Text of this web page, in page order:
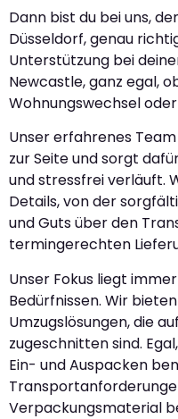
Dann bist du bei uns,
Düsseldorf, genau
Unterstützung bei
Newcastle, ganz egal,
Wohnungswechsel
Unser erfahrenes
zur Seite und sorgt
und stressfrei verläuft.
Details, von der
und Guts über den
termingerechten
Unser Fokus liegt
Bedürfnissen. Wir
Umzugslösungen, die
zugeschnitten sind.
Ein- und Auspacken
Verpackungsmaterial